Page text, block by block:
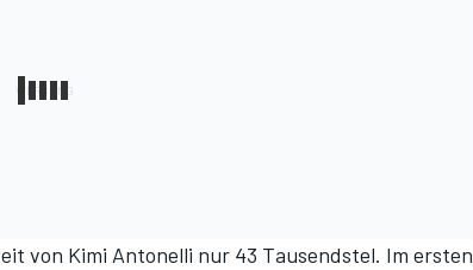
von Kimi Antonelli nur 43 Tausendstel. Im ersten